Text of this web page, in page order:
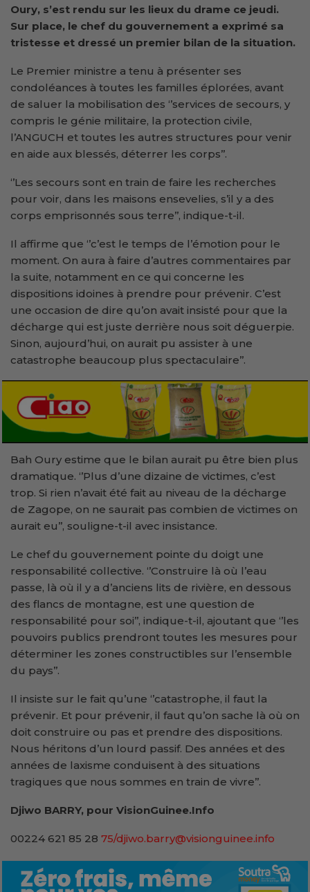
Oury, s’est rendu sur les lieux du drame ce jeudi.
Sur place, le chef du gouvernement a exprimé sa
tristesse et dressé un premier bilan de la situation.
Le Premier ministre a tenu à présenter ses
condoléances à toutes les familles éplorées, avant
de saluer la mobilisation des ‘’services de secours, y
compris le génie militaire, la protection civile,
l’ANGUCH et toutes les autres structures pour venir
en aide aux blessés, déterrer les corps’’.
‘’Les secours sont en train de faire les recherches
pour voir, dans les maisons ensevelies, s’il y a des
corps emprisonnés sous terre’’, indique-t-il.
Il affirme que ‘’c’est le temps de l’émotion pour le
moment. On aura à faire d’autres commentaires par
la suite, notamment en ce qui concerne les
dispositions idoines à prendre pour prévenir. C’est
une occasion de dire qu’on avait insisté pour que la
décharge qui est juste derrière nous soit déguerpie.
Sinon, aujourd’hui, on aurait pu assister à une
catastrophe beaucoup plus spectaculaire’’.
Bah Oury estime que le bilan aurait pu être bien plus
dramatique. ‘’Plus d’une dizaine de victimes, c’est
trop. Si rien n’avait été fait au niveau de la décharge
de Zagope, on ne saurait pas combien de victimes on
aurait eu’’, souligne-t-il avec insistance.
Le chef du gouvernement pointe du doigt une
responsabilité collective. ‘’Construire là où l’eau
passe, là où il y a d’anciens lits de rivière, en dessous
des flancs de montagne, est une question de
responsabilité pour soi’’, indique-t-il, ajoutant que ‘’les
pouvoirs publics prendront toutes les mesures pour
déterminer les zones constructibles sur l’ensemble
du pays’’.
Il insiste sur le fait qu’une ‘’catastrophe, il faut la
prévenir. Et pour prévenir, il faut qu’on sache là où on
doit construire ou pas et prendre des dispositions.
Nous héritons d’un lourd passif. Des années et des
années de laxisme conduisent à des situations
tragiques que nous sommes en train de vivre’’.
Djiwo BARRY, pour VisionGuinee.Info
00224 621 85 28 75/djiwo.barry@visionguinee.info